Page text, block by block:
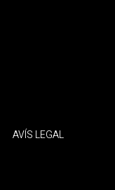
AVÍS LEGAL